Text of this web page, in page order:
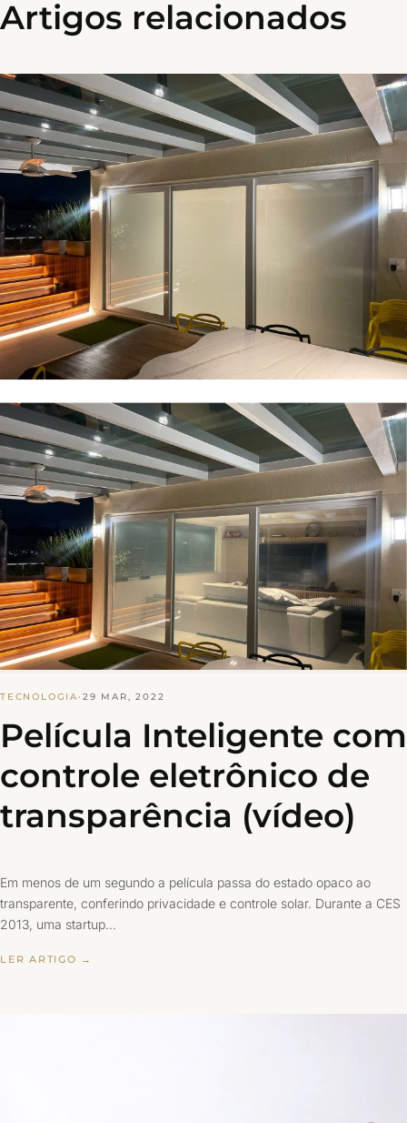
Artigos relacionados
TECNOLOGIA· 29 MAR, 2022
Película Inteligente com
controle eletrônico de
transparência (vídeo)
Em menos de um segundo a película passa do estado opaco ao
transparente, conferindo privacidade e controle solar. Durante a CES
2013, uma startup…
LER ARTIGO →